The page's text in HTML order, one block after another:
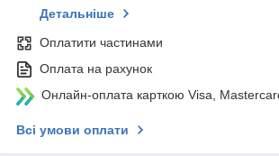
Детальніше
Оплатити частинами
Оплата на рахунок
Онлайн-оплата карткою Visa,
Всі умови оплати